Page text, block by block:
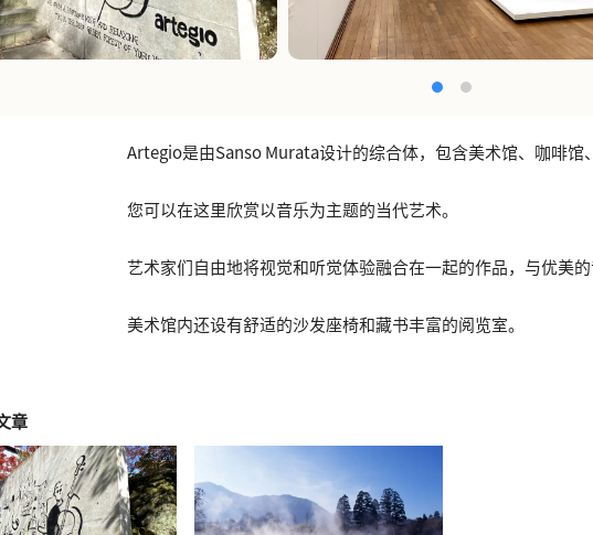
Artegio是由Sanso Murata设计的综合体，包含美术馆、咖啡馆
您可以在这里欣赏以音乐为主题的当代艺术。
艺术家们自由地将视觉和听觉体验融合在一起的作品，与优美的
美术馆内还设有舒适的沙发座椅和藏书丰富的阅览室。
章